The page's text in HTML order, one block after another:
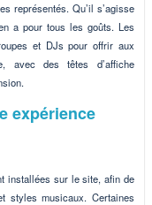
représentés. Qu’il s’agisse
a pour tous les goûts. Les
et DJs pour offrir aux
avec des têtes d’affiche
expérience
installées sur le site, afin de
styles musicaux. Certaines